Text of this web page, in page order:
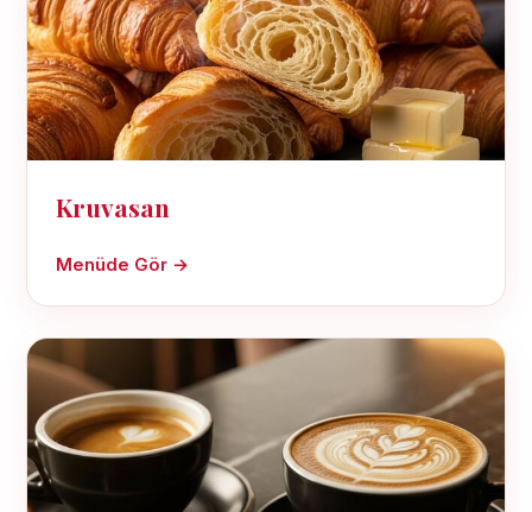
Kruvasan
Menüde Gör →